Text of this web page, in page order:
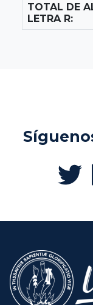
TOTAL DE
LETRA R: